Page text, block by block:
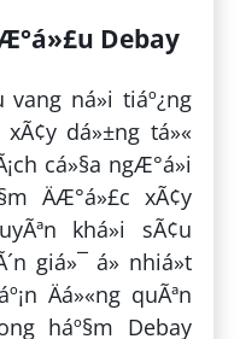
Debay
ná»i tiáº¿ng
xÃ¢y dá»±ng tá»«
cá»§a ngÆ°á»i
ÄÆ°á»£c xÃ¢y
khá»i sÃ¢u
giá»¯ á» nhiá»t
Äá»«ng quÃªn
háº§m Debay